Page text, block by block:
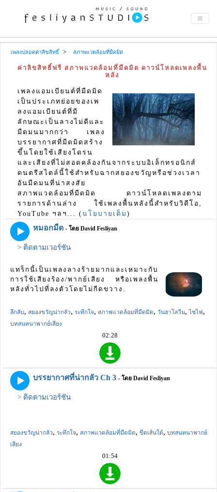
เพลงปลอดค่าลิขสิทธิ์ สภาพแวดล้อมที่มืดมิด
ค่าลิขสิทธิ์ฟรี สภาพแวดล้อมที่มืดมิด ดาวน์โหลดเพลงพื้น
หลัง
เพลงแอมเบียนต์ที่มืดมิด
เป็นประเภทย่อยของเพ
ลงแอมเบียนต์ที่มี
ลักษณะเป็นลางไม่ดีและ
มืดมนมากกว่า เพลง
บรรยากาศที่มืดมิดสร้าง
ขึ้นโดยใช้เสียงโดรน
และเสียงที่ไม่สอดคล้องกันจากระบบอิเล็กทรอนิกส์
ดนตรีสไตล์นี้ใช้สำหรับฉากสยองขวัญหรือช่วงเวลา
อันมืดมนที่น่าสงสัย
สภาพแวดล้อมที่มืดมิด ดาวน์โหลดเพลงตาม
รายการด้านล่าง ใช้เพลงพื้นหลังนี้สำหรับวิดีโอ,
YouTube ฯลฯ... (นโยบายเต็ม )
หมอกมืด - โดย David Fesliyan
> ติดตามเวอร์ชัน
แทร็กนี้เป็นเพลงลางร้ายมากและเหมาะกับ
การใช้เสียงร้อง/พากย์เสียง หรือเพลงพื้น
หลังทั่วไปที่ลงตัวโดยไม่กีดขวาง.
ลึกลับ, สยองขวัญน่ากลัว, ระทึกใจ, สภาพแวดล้อมที่มืดมิด, วันฮาโลวีน,ไซไฟ ,
บทสนทนาพากย์เสียง
02:28
บรรยากาศที่น่ากลัว Ch 3 - โดย David Fesliyan
> ติดตามเวอร์ชัน
สยองขวัญน่ากลัว, ระทึกใจ, สภาพแวดล้อมที่มืดมิด, ขีดเส้นใต้, บทสนทนาพากย์
เสียง
01:54